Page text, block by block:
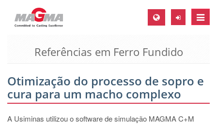
Toggle
MAGMA Europa, Alemanha
EN
CS
MAGMA América do Norte, USA
Referências em Ferro Fundido
Otimização do processo de sopro e
cura para um macho complexo
A Usiminas utilizou o software de simulação MAGMA C+M